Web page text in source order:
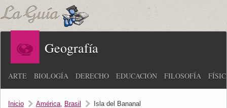
Geografía
ARTE BIOLOGÍA DERECHO EDUCACIÓN FILOSOFÍA
Inicio América, Brasil Isla del Bananal